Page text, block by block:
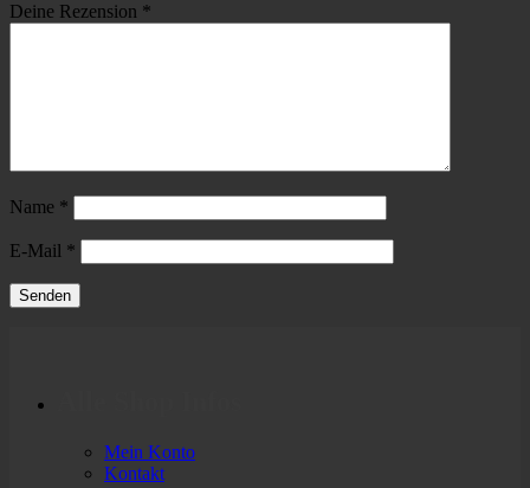
Deine Rezension *
Name *
E-Mail *
Mein Konto
Kontakt